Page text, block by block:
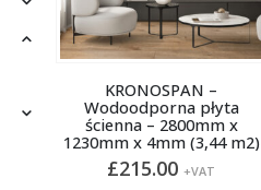
KRONOSPAN –
Wodoodporna płyta
ścienna – 2800mm x
1230mm x 4mm (3,44 m2)
£215.00 +VAT